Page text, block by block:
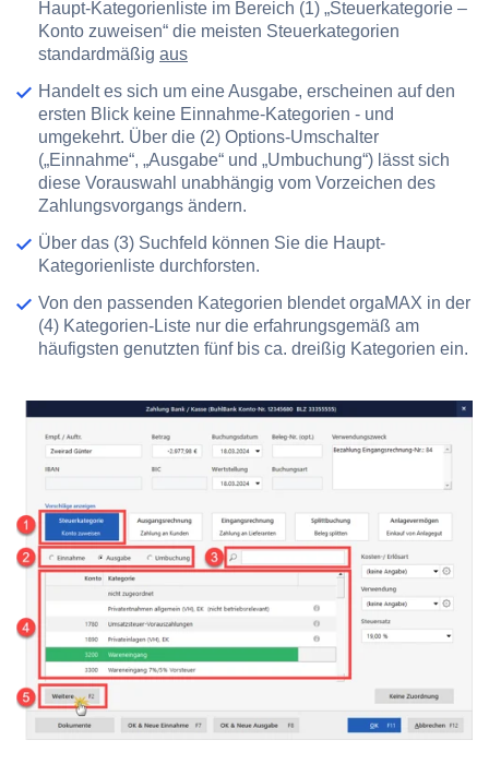
Haupt-Kategorienliste im Bereich (1) „Steuerkategorie –
Konto zuweisen“ die meisten Steuerkategorien
standardmäßig aus
Handelt es sich um eine Ausgabe, erscheinen auf den
ersten Blick keine Einnahme-Kategorien - und
umgekehrt. Über die (2) Options-Umschalter
(„Einnahme“, „Ausgabe“ und „Umbuchung“) lässt sich
diese Vorauswahl unabhängig vom Vorzeichen des
Zahlungsvorgangs ändern.
Über das (3) Suchfeld können Sie die Haupt-
Kategorienliste durchforsten.
Von den passenden Kategorien blendet orgaMAX in der
(4) Kategorien-Liste nur die erfahrungsgemäß am
häufigsten genutzten fünf bis ca. dreißig Kategorien ein.